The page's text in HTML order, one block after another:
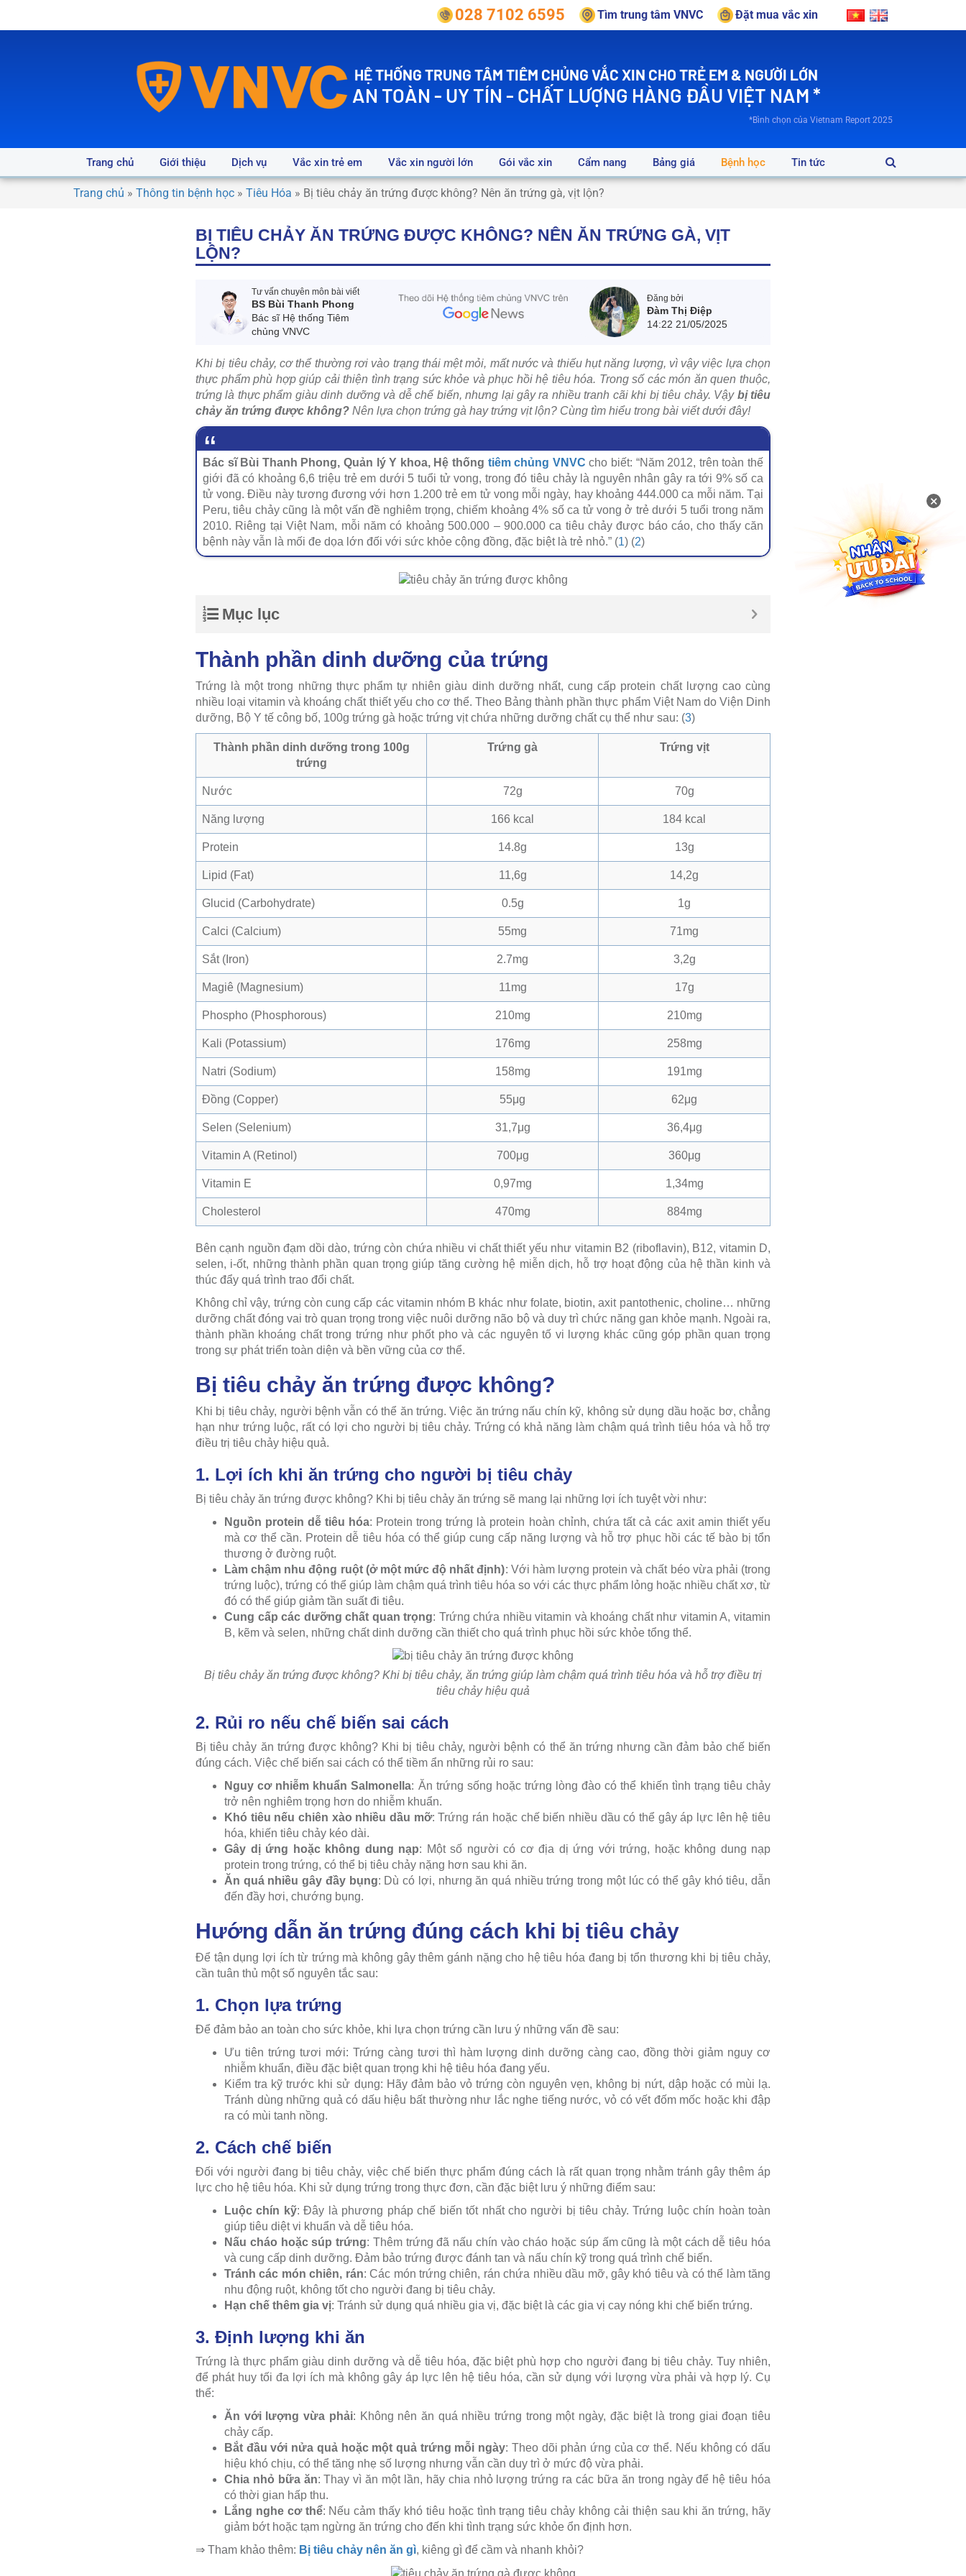
028 7102 6595 Tìm trung tâm VNVC Đặt mua vắc xin
HỆ THỐNG TRUNG TÂM TIÊM CHỦNG VẮC XIN CHO TRẺ EM & NGƯỜI LỚN
AN TOÀN - UY TÍN - CHẤT LƯỢNG HÀNG ĐẦU VIỆT NAM *
*Bình chọn của Vietnam Report 2025
Trang chủ Giới thiệu Dịch vụ Vắc xin trẻ em Vắc xin người lớn Gói vắc xin Cẩm nang Bảng giá Bệnh học Tin tức
Trang chủ » Thông tin bệnh học » Tiêu Hóa » Bị tiêu chảy ăn trứng được không? Nên ăn trứng gà, vịt lộn?
BỊ TIÊU CHẢY ĂN TRỨNG ĐƯỢC KHÔNG? NÊN ĂN TRỨNG GÀ, VỊT
LỘN?
Tư vấn chuyên môn bài viết
BS Bùi Thanh Phong
Bác sĩ Hệ thống Tiêm
chủng VNVC
Đăng bởi
Đàm Thị Điệp
14:22 21/05/2025
Khi bị tiêu chảy, cơ thể thường rơi vào trạng thái mệt mỏi, mất nước và thiếu hụt năng lượng, vì vậy việc lựa chọn
thực phẩm phù hợp giúp cải thiện tình trạng sức khỏe và phục hồi hệ tiêu hóa. Trong số các món ăn quen thuộc,
trứng là thực phẩm giàu dinh dưỡng và dễ chế biến, nhưng lại gây ra nhiều tranh cãi khi bị tiêu chảy. Vậy bị tiêu
chảy ăn trứng được không? Nên lựa chọn trứng gà hay trứng vịt lộn? Cùng tìm hiểu trong bài viết dưới đây!
Bác sĩ Bùi Thanh Phong, Quản lý Y khoa, Hệ thống tiêm chủng VNVC cho biết: “Năm 2012, trên toàn thế
giới đã có khoảng 6,6 triệu trẻ em dưới 5 tuổi tử vong, trong đó tiêu chảy là nguyên nhân gây ra tới 9% số ca
tử vong. Điều này tương đương với hơn 1.200 trẻ em tử vong mỗi ngày, hay khoảng 444.000 ca mỗi năm. Tại
Peru, tiêu chảy cũng là một vấn đề nghiêm trọng, chiếm khoảng 4% số ca tử vong ở trẻ dưới 5 tuổi trong năm
2010. Riêng tại Việt Nam, mỗi năm có khoảng 500.000 – 900.000 ca tiêu chảy được báo cáo, cho thấy căn
bệnh này vẫn là mối đe dọa lớn đối với sức khỏe cộng đồng, đặc biệt là trẻ nhỏ.” (1) (2)
Mục lục
Thành phần dinh dưỡng của trứng
Trứng là một trong những thực phẩm tự nhiên giàu dinh dưỡng nhất, cung cấp protein chất lượng cao cùng
nhiều loại vitamin và khoáng chất thiết yếu cho cơ thể. Theo Bảng thành phần thực phẩm Việt Nam do Viện Dinh
dưỡng, Bộ Y tế công bố, 100g trứng gà hoặc trứng vịt chứa những dưỡng chất cụ thể như sau: (3)
Thành phần dinh dưỡng trong 100g
trứng
Trứng gà Trứng vịt
Nước 72g 70g
Năng lượng 166 kcal 184 kcal
Protein 14.8g 13g
Lipid (Fat) 11,6g 14,2g
Glucid (Carbohydrate) 0.5g 1g
Calci (Calcium) 55mg 71mg
Sắt (Iron) 2.7mg 3,2g
Magiê (Magnesium) 11mg 17g
Phospho (Phosphorous) 210mg 210mg
Kali (Potassium) 176mg 258mg
Natri (Sodium) 158mg 191mg
Đồng (Copper) 55μg 62μg
Selen (Selenium) 31,7μg 36,4μg
Vitamin A (Retinol) 700μg 360μg
Vitamin E 0,97mg 1,34mg
Cholesterol 470mg 884mg
Bên cạnh nguồn đạm dồi dào, trứng còn chứa nhiều vi chất thiết yếu như vitamin B2 (riboflavin), B12, vitamin D,
selen, i-ốt, những thành phần quan trọng giúp tăng cường hệ miễn dịch, hỗ trợ hoạt động của hệ thần kinh và
thúc đẩy quá trình trao đổi chất.
Không chỉ vậy, trứng còn cung cấp các vitamin nhóm B khác như folate, biotin, axit pantothenic, choline… những
dưỡng chất đóng vai trò quan trọng trong việc nuôi dưỡng não bộ và duy trì chức năng gan khỏe mạnh. Ngoài ra,
thành phần khoáng chất trong trứng như phốt pho và các nguyên tố vi lượng khác cũng góp phần quan trọng
trong sự phát triển toàn diện và bền vững của cơ thể.
Bị tiêu chảy ăn trứng được không?
Khi bị tiêu chảy, người bệnh vẫn có thể ăn trứng. Việc ăn trứng nấu chín kỹ, không sử dụng dầu hoặc bơ, chẳng
hạn như trứng luộc, rất có lợi cho người bị tiêu chảy. Trứng có khả năng làm chậm quá trình tiêu hóa và hỗ trợ
điều trị tiêu chảy hiệu quả.
1. Lợi ích khi ăn trứng cho người bị tiêu chảy
Bị tiêu chảy ăn trứng được không? Khi bị tiêu chảy ăn trứng sẽ mang lại những lợi ích tuyệt vời như:
Nguồn protein dễ tiêu hóa: Protein trong trứng là protein hoàn chỉnh, chứa tất cả các axit amin thiết yếu
mà cơ thể cần. Protein dễ tiêu hóa có thể giúp cung cấp năng lượng và hỗ trợ phục hồi các tế bào bị tổn
thương ở đường ruột.
Làm chậm nhu động ruột (ở một mức độ nhất định): Với hàm lượng protein và chất béo vừa phải (trong
trứng luộc), trứng có thể giúp làm chậm quá trình tiêu hóa so với các thực phẩm lỏng hoặc nhiều chất xơ, từ
đó có thể giúp giảm tần suất đi tiêu.
Cung cấp các dưỡng chất quan trọng: Trứng chứa nhiều vitamin và khoáng chất như vitamin A, vitamin
B, kẽm và selen, những chất dinh dưỡng cần thiết cho quá trình phục hồi sức khỏe tổng thể.
Bị tiêu chảy ăn trứng được không? Khi bị tiêu chảy, ăn trứng giúp làm chậm quá trình tiêu hóa và hỗ trợ điều trị
tiêu chảy hiệu quả
2. Rủi ro nếu chế biến sai cách
Bị tiêu chảy ăn trứng được không? Khi bị tiêu chảy, người bệnh có thể ăn trứng nhưng cần đảm bảo chế biến
đúng cách. Việc chế biến sai cách có thể tiềm ẩn những rủi ro sau:
Nguy cơ nhiễm khuẩn Salmonella: Ăn trứng sống hoặc trứng lòng đào có thể khiến tình trạng tiêu chảy
trở nên nghiêm trọng hơn do nhiễm khuẩn.
Khó tiêu nếu chiên xào nhiều dầu mỡ: Trứng rán hoặc chế biến nhiều dầu có thể gây áp lực lên hệ tiêu
hóa, khiến tiêu chảy kéo dài.
Gây dị ứng hoặc không dung nạp: Một số người có cơ địa dị ứng với trứng, hoặc không dung nạp
protein trong trứng, có thể bị tiêu chảy nặng hơn sau khi ăn.
Ăn quá nhiều gây đầy bụng: Dù có lợi, nhưng ăn quá nhiều trứng trong một lúc có thể gây khó tiêu, dẫn
đến đầy hơi, chướng bụng.
Hướng dẫn ăn trứng đúng cách khi bị tiêu chảy
Để tận dụng lợi ích từ trứng mà không gây thêm gánh nặng cho hệ tiêu hóa đang bị tổn thương khi bị tiêu chảy,
cần tuân thủ một số nguyên tắc sau:
1. Chọn lựa trứng
Để đảm bảo an toàn cho sức khỏe, khi lựa chọn trứng cần lưu ý những vấn đề sau:
Ưu tiên trứng tươi mới: Trứng càng tươi thì hàm lượng dinh dưỡng càng cao, đồng thời giảm nguy cơ
nhiễm khuẩn, điều đặc biệt quan trọng khi hệ tiêu hóa đang yếu.
Kiểm tra kỹ trước khi sử dụng: Hãy đảm bảo vỏ trứng còn nguyên vẹn, không bị nứt, dập hoặc có mùi lạ.
Tránh dùng những quả có dấu hiệu bất thường như lắc nghe tiếng nước, vỏ có vết đốm mốc hoặc khi đập
ra có mùi tanh nồng.
2. Cách chế biến
Đối với người đang bị tiêu chảy, việc chế biến thực phẩm đúng cách là rất quan trọng nhằm tránh gây thêm áp
lực cho hệ tiêu hóa. Khi sử dụng trứng trong thực đơn, cần đặc biệt lưu ý những điểm sau:
Luộc chín kỹ: Đây là phương pháp chế biến tốt nhất cho người bị tiêu chảy. Trứng luộc chín hoàn toàn
giúp tiêu diệt vi khuẩn và dễ tiêu hóa.
Nấu cháo hoặc súp trứng: Thêm trứng đã nấu chín vào cháo hoặc súp ấm cũng là một cách dễ tiêu hóa
và cung cấp dinh dưỡng. Đảm bảo trứng được đánh tan và nấu chín kỹ trong quá trình chế biến.
Tránh các món chiên, rán: Các món trứng chiên, rán chứa nhiều dầu mỡ, gây khó tiêu và có thể làm tăng
nhu động ruột, không tốt cho người đang bị tiêu chảy.
Hạn chế thêm gia vị: Tránh sử dụng quá nhiều gia vị, đặc biệt là các gia vị cay nóng khi chế biến trứng.
3. Định lượng khi ăn
Trứng là thực phẩm giàu dinh dưỡng và dễ tiêu hóa, đặc biệt phù hợp cho người đang bị tiêu chảy. Tuy nhiên,
để phát huy tối đa lợi ích mà không gây áp lực lên hệ tiêu hóa, cần sử dụng với lượng vừa phải và hợp lý. Cụ
thể:
Ăn với lượng vừa phải: Không nên ăn quá nhiều trứng trong một ngày, đặc biệt là trong giai đoạn tiêu
chảy cấp.
Bắt đầu với nửa quả hoặc một quả trứng mỗi ngày: Theo dõi phản ứng của cơ thể. Nếu không có dấu
hiệu khó chịu, có thể tăng nhẹ số lượng nhưng vẫn cần duy trì ở mức độ vừa phải.
Chia nhỏ bữa ăn: Thay vì ăn một lần, hãy chia nhỏ lượng trứng ra các bữa ăn trong ngày để hệ tiêu hóa
có thời gian hấp thu.
Lắng nghe cơ thể: Nếu cảm thấy khó tiêu hoặc tình trạng tiêu chảy không cải thiện sau khi ăn trứng, hãy
giảm bớt hoặc tạm ngừng ăn trứng cho đến khi tình trạng sức khỏe ổn định hơn.
⇒ Tham khảo thêm: Bị tiêu chảy nên ăn gì, kiêng gì để cầm và nhanh khỏi?
×